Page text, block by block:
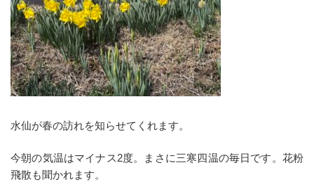
水仙が春の訪れを知らせてくれます。
今朝の気温はマイナス2度。まさに三寒四温の毎日です。花粉
飛散も聞かれます。